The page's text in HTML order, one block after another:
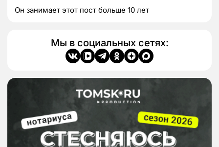
Он занимает этот пост больше 10 лет
Мы в социальных сетях: